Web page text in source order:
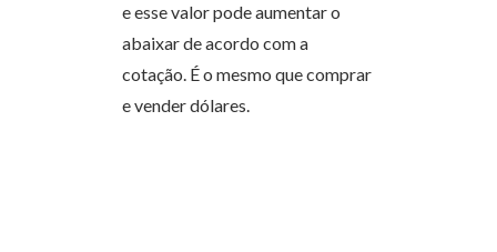
e esse valor pode aumentar o
abaixar de acordo com a
cotação. É o mesmo que comprar
e vender dólares.